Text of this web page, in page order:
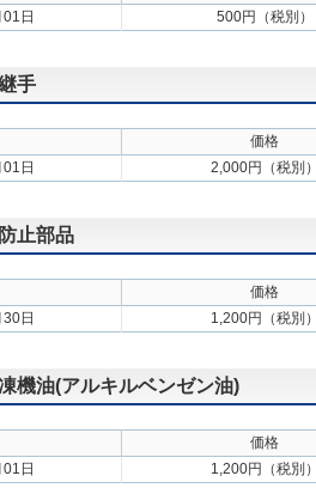
日 500円（税別）
手
価格
日 2,000円（税別）
止部品
価格
日 1,200円（税別）
機油(アルキルベンゼン油)
価格
日 1,200円（税別）